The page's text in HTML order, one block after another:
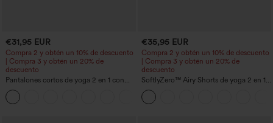
€31,95 EUR
Compra 2 y obtén un 10% de descuento
| Compra 3 y obtén un 20% de
descuento
Pantalones cortos de yoga 2 en 1 con
bolsillo trasero de talle muy alto y
bolsillo lateral oculto de 5&#39;&#39;
de longitud más larga
€35,95 EUR
Compra 2 y obtén un 10% de descuento
| Compra 3 y obtén un 20% de
descuento
SoftlyZero™ Airy Shorts de yoga 2 en 1
InstantCool de talle súper alto, 7" con
bolsillos